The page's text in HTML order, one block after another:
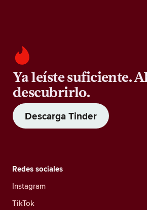
Ya leíste suficiente.
descubrirlo.
Descarga Tinder
Redes sociales
Instagram
TikTok